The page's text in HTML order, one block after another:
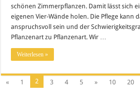
schönen Zimmerpflanzen. Damit lässt sich
eigenen Vier-Wände holen. Die Pflege kann
anspruchsvoll sein und der
Pflanzenart zu Pflanzenart. Wir …
Weiterlesen »
« 1 2 3 4 5 » 10 20